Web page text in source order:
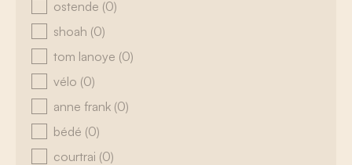
ostende (0)
shoah (0)
tom lanoye (0)
vélo (0)
anne frank (0)
bédé (0)
courtrai (0)